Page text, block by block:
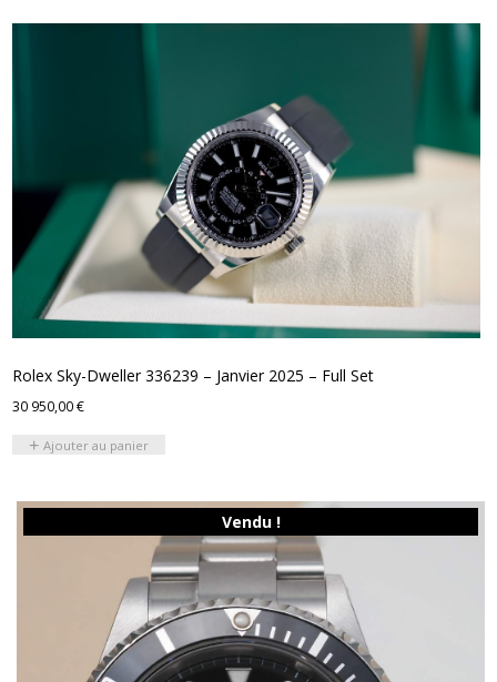
Rolex Sky-Dweller 336239 – Janvier 2025 – Full Set
30 950,00€
Ajouter au panier
Vendu !